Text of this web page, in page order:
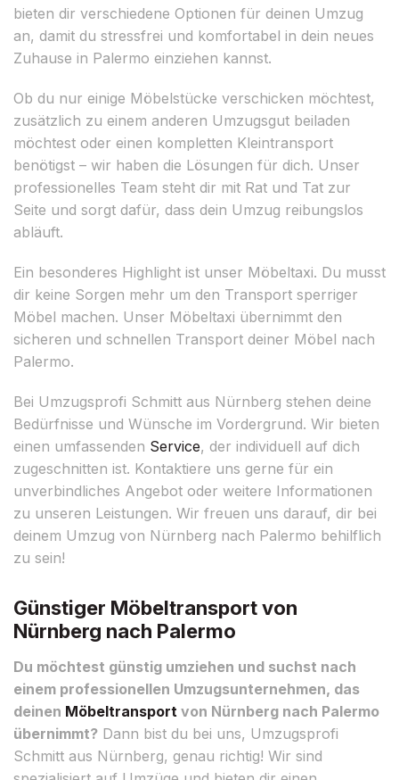
bieten dir verschiedene Optionen für deinen Umzug
an, damit du stressfrei und komfortabel in dein neues
Zuhause in Palermo einziehen kannst.
Ob du nur einige Möbelstücke verschicken möchtest,
zusätzlich zu einem anderen Umzugsgut beiladen
möchtest oder einen kompletten Kleintransport
benötigst – wir haben die Lösungen für dich. Unser
professionelles Team steht dir mit Rat und Tat zur
Seite und sorgt dafür, dass dein Umzug reibungslos
abläuft.
Ein besonderes Highlight ist unser Möbeltaxi. Du musst
dir keine Sorgen mehr um den Transport sperriger
Möbel machen. Unser Möbeltaxi übernimmt den
sicheren und schnellen Transport deiner Möbel nach
Palermo.
Bei Umzugsprofi Schmitt aus Nürnberg stehen deine
Bedürfnisse und Wünsche im Vordergrund. Wir bieten
einen umfassenden Service, der individuell auf dich
zugeschnitten ist. Kontaktiere uns gerne für ein
unverbindliches Angebot oder weitere Informationen
zu unseren Leistungen. Wir freuen uns darauf, dir bei
deinem Umzug von Nürnberg nach Palermo behilflich
zu sein!
Günstiger Möbeltransport von
Nürnberg nach Palermo
Du möchtest günstig umziehen und suchst nach
einem professionellen Umzugsunternehmen, das
deinen Möbeltransport von Nürnberg nach Palermo
übernimmt? Dann bist du bei uns, Umzugsprofi
Schmitt aus Nürnberg, genau richtig! Wir sind